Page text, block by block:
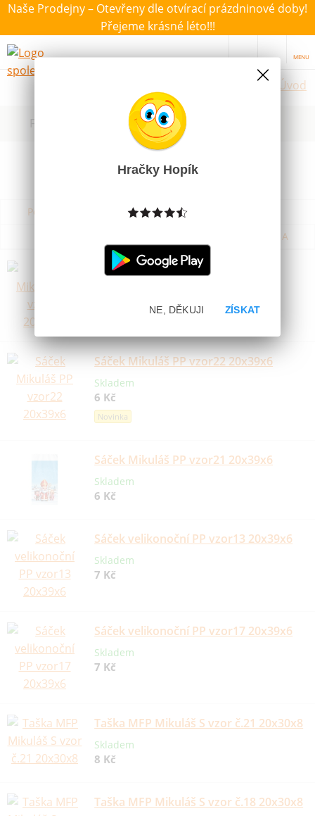
Naše Prodejny – Otevřeny dle otvírací prázdninové doby!
Přejeme krásné léto!!!
MENU
Úvod
Filtrovat dle dostupnosti, ceny, výrobce
Podle názvu od A do Z
Podle názvu od Z do A
Sáček Mikuláš PP vzor20 20x39x6
Sáček Mikuláš PP vzor22 20x39x6
Skladem
6 Kč
Novinka
Sáček Mikuláš PP vzor21 20x39x6
Skladem
6 Kč
Sáček velikonoční PP vzor13 20x39x6
Skladem
7 Kč
Sáček velikonoční PP vzor17 20x39x6
Skladem
7 Kč
Taška MFP Mikuláš S vzor č.21 20x30x8
Skladem
8 Kč
Taška MFP Mikuláš S vzor č.18 20x30x8
Hračky Hopík
ZÍSKAT
NE, DĚKUJI